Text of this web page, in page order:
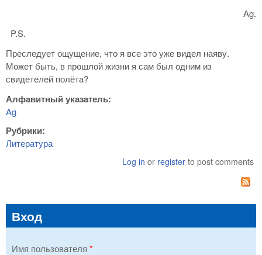
Аg.
P.S.
Преследует ощущение, что я все это уже видел наяву.
Может быть, в прошлой жизни я сам был одним из
свидетелей полёта?
Алфавитный указатель:
Ag
Рубрики:
Литература
Log in or register to post comments
Вход
Имя пользователя *